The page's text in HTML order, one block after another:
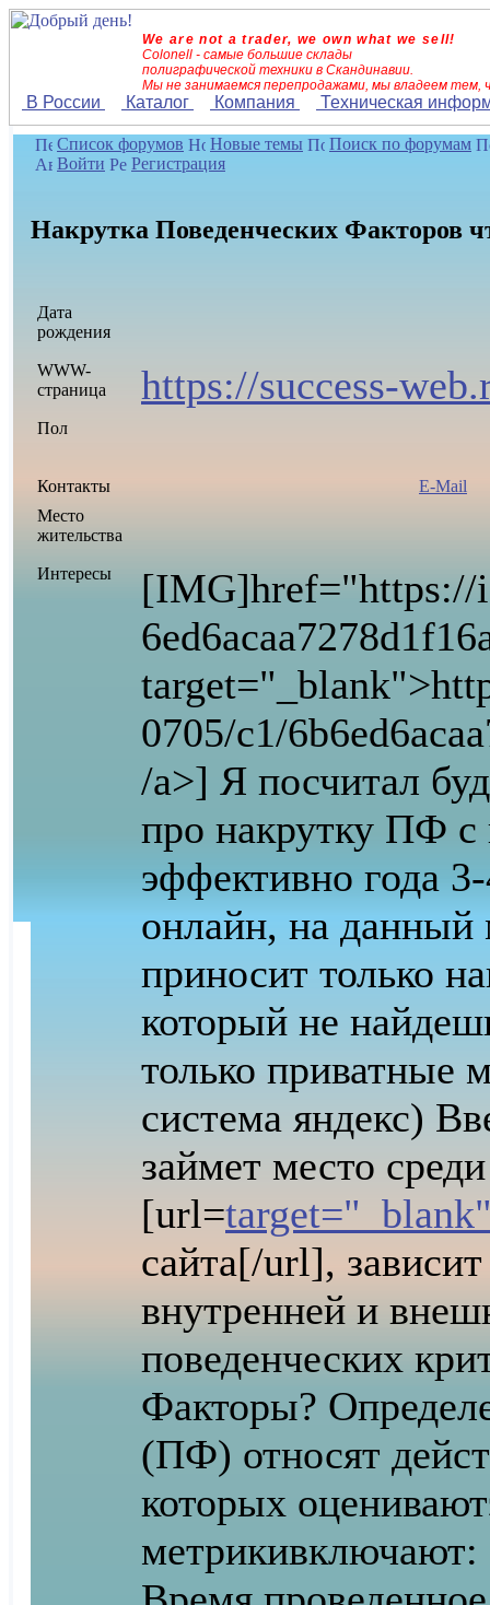
We are not a trader, we own what we sell!
Colonell - самые большие склады
полиграфической техники в Скандинавии.
Мы не занимаемся перепродажами, мы владеем тем,
В России Каталог Компания Техническая
Список форумов Новые темы
Поиск по форумам
Войти
Регистрация
Накрутка Поведенческих Факторов
Дата
рождения
WWW-
страница
https://success-
Пол
Контакты
E-Mail
Место
жительства
Интересы [IMG]href="https://
0705/c1/
/a>] Я посчитал
про накрутку ПФ
эффективно года
онлайн, на данный
приносит только
который не
только приватные
система яндекс)
займет место
[url=
сайта[/url],
внутренней и
поведенческих
Факторы?
(ПФ) относят
которых оценивают
метрикивключают: